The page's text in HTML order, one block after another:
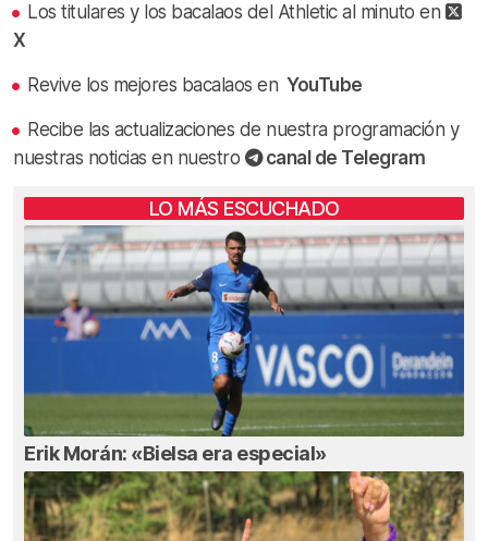
Los titulares y los bacalaos del Athletic al minuto en
X
Revive los mejores bacalaos en YouTube
Recibe las actualizaciones de nuestra programación y
nuestras noticias en nuestro
canal de Telegram
LO MÁS ESCUCHADO
Erik Morán: «Bielsa era especial»